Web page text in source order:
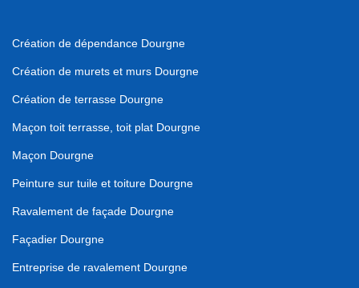
Création de dépendance Dourgne
Création de murets et murs Dourgne
Création de terrasse Dourgne
Maçon toit terrasse, toit plat Dourgne
Maçon Dourgne
Peinture sur tuile et toiture Dourgne
Ravalement de façade Dourgne
Façadier Dourgne
Entreprise de ravalement Dourgne